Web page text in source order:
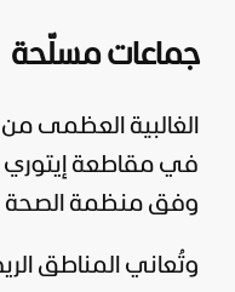
جماعات مسلّحة
الغالبية العظمى
في مقاطعة إيتوري
وفق منظمة الصحة
وتُعاني المناطق